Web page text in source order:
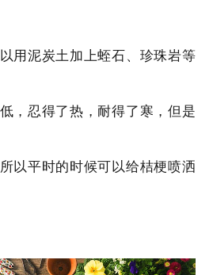
用泥炭土加上蛭石、珍珠岩等
，忍得了热，耐得了寒，但是
以平时的时候可以给桔梗喷洒